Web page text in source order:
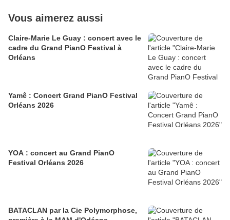
Vous aimerez aussi
Claire-Marie Le Guay : concert avec le
cadre du Grand PianO Festival à
Orléans
Yamê : Concert Grand PianO Festival
Orléans 2026
YOA : concert au Grand PianO
Festival Orléans 2026
BATACLAN par la Cie Polymorphose,